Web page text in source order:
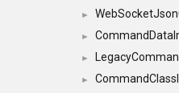
►
►
►
►